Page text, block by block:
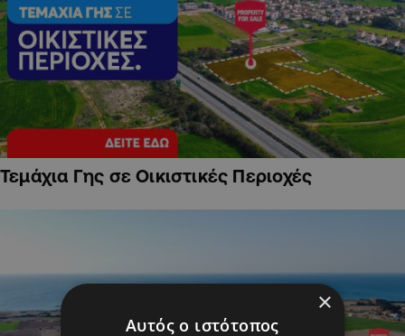
Τεμάχια Γης σε Οικιστικές Περιοχές
×
Αυτός ο ιστότοπος